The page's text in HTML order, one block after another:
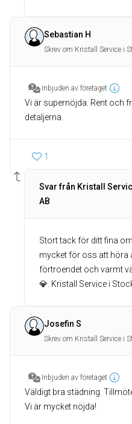
Sebastian H
Skrev om Kristall Service i
Inbjuden av företaget
Vi är supernöjda. Rent och
detaljerna.
1
Svar från Kristall
AB
Stort tack för ditt fina
mycket för oss att höra
förtroendet och varmt
💎. Kristall Service i
Josefin S
Skrev om Kristall Service i
Inbjuden av företaget
Väldigt bra städning.
Vi är mycket nöjda!